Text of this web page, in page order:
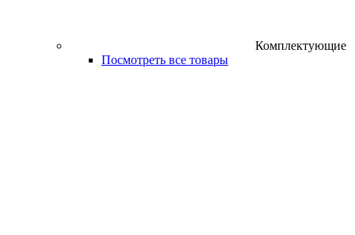
Комплектующие
Посмотреть все товары